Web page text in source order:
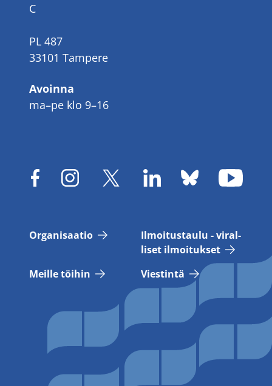
C
PL 487
33101 Tampere
Avoinna
ma–pe klo 9–16
Or­ga­ni­saa­tio
Il­moi­tus­tau­lu - vi­ral­
li­set il­moi­tuk­set
Meil­le töi­hin
Vies­tin­tä